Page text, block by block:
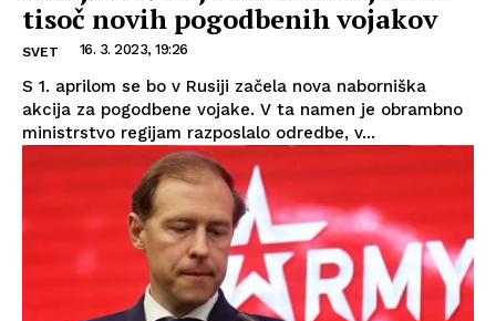
tisoč novih pogodbenih vojakov
SVET 16. 3. 2023, 19:26
S 1. aprilom se bo v Rusiji začela nova naborniška
akcija za pogodbene vojake. V ta namen je obrambno
ministrstvo regijam razposlalo odredbe, v...